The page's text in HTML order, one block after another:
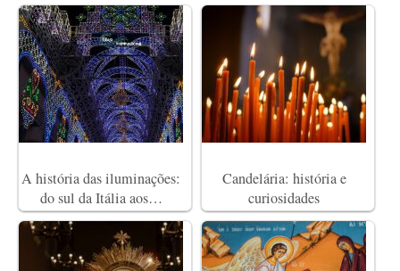
A história das iluminações:
do sul da Itália aos…
Candelária: história e
curiosidades